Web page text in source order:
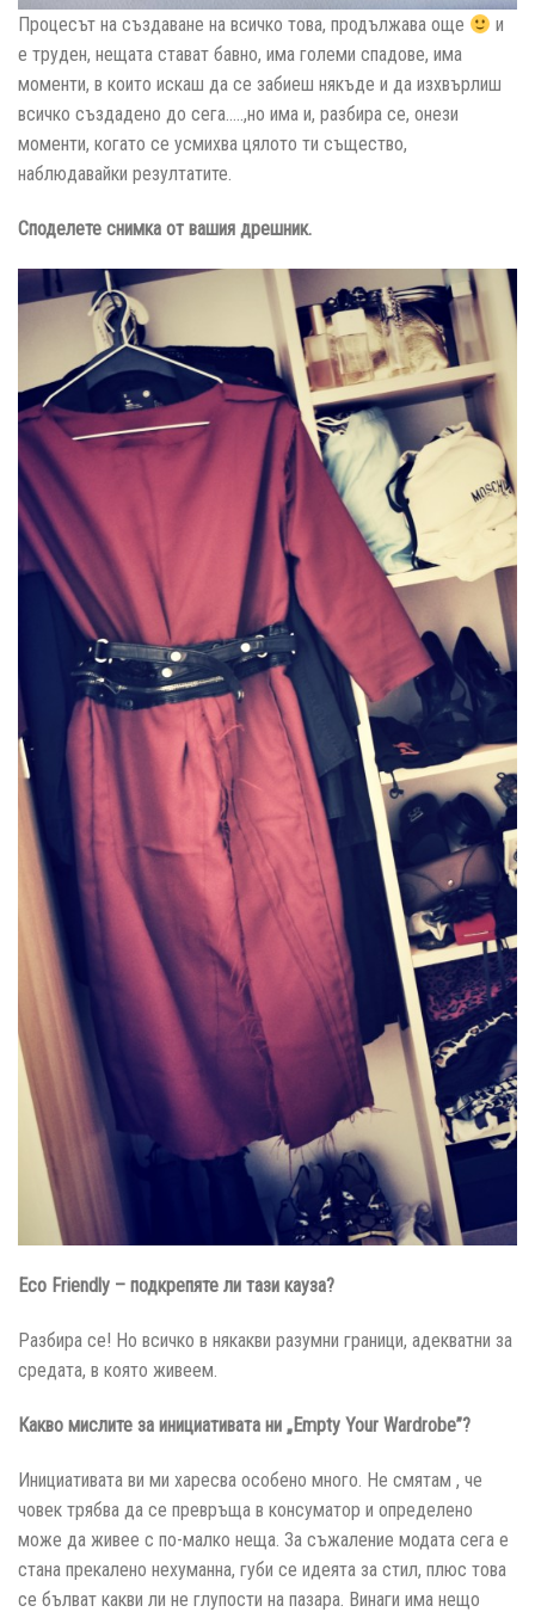
Процесът на създаване на всичко това, продължава още
и
е труден, нещата стават бавно, има големи спадове, има
моменти, в които искаш да се забиеш някъде и да изхвърлиш
всичко създадено до сега…..,но има и, разбира се, онези
моменти, когато се усмихва цялото ти същество,
наблюдавайки резултатите.
Споделете снимка от вашия дрешник.
Eco Friendly – подкрепяте ли тази кауза?
Разбира се! Но всичко в някакви разумни граници, адекватни за
средата, в която живеем.
Какво мислите за инициативата ни „Empty Your Wardrobe”?
Инициативата ви ми харесва особено много. Не смятам , че
човек трябва да се превръща в консуматор и определено
може да живее с по-малко неща. За съжаление модата сега е
стана прекалено нехуманна, губи се идеята за стил, плюс това
се бълват какви ли не глупости на пазара. Винаги има нещо